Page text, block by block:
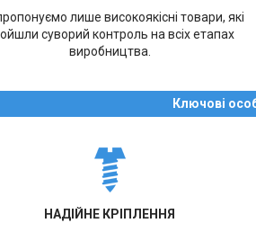
лише високоякісні товари, які
суворий контроль на всіх етапах
виробництва.
Ключові
НАДІЙНЕ КРІПЛЕННЯ